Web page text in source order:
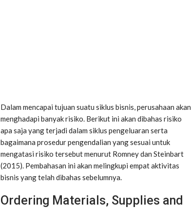
Dalam mencapai tujuan suatu siklus bisnis, perusahaan akan
menghadapi banyak risiko. Berikut ini akan dibahas risiko
apa saja yang terjadi dalam siklus pengeluaran serta
bagaimana prosedur pengendalian yang sesuai untuk
mengatasi risiko tersebut menurut Romney dan Steinbart
(2015). Pembahasan ini akan melingkupi empat aktivitas
bisnis yang telah dibahas sebelumnya.
Ordering Materials, Supplies and